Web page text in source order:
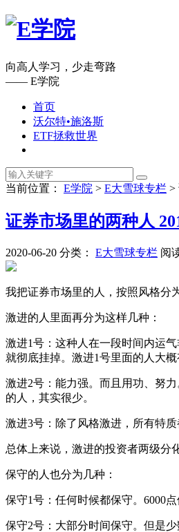
向高人学习，少走弯路
—— E学院
首页
沃尔特•施洛斯
ETF拯救世界
当前位置： E学院 > E大雪球专栏 >
证券市场里的两种人
2020-06-20 分类： E大雪球专栏 阅
我把证券市场里的人，按照风格分
激进的人里面再分为这样几种：
激进1号：这种人在一段时间内运
就彻底挂掉。激进1号里面的人大
激进2号：能力强。而且用功、努
的人，其实很少。
激进3号：除了风格激进，所有特
总体上来说，激进的投资者两级分
保守的人也分为几种：
保守1号：任何时候都保守。6000
保守2号：大部分时间保守。但是